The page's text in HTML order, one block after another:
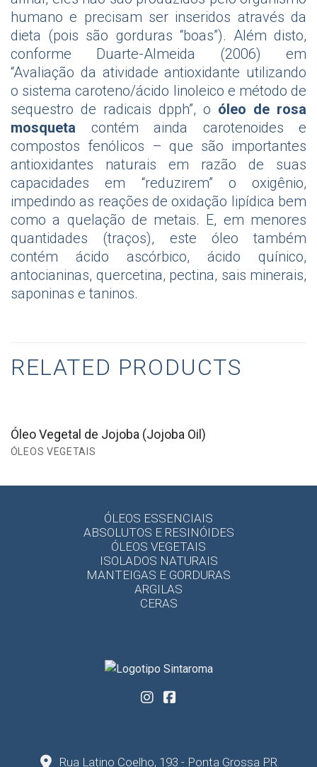
humano e precisam ser inseridos através da
dieta (pois são gorduras “boas”). Além disto,
conforme Duarte-Almeida (2006) em
“Avaliação da atividade antioxidante utilizando
o sistema caroteno/ácido linoleico e método de
sequestro de radicais dpph”, o óleo de rosa
mosqueta contém ainda carotenoides e
compostos fenólicos – que são importantes
antioxidantes naturais em razão de suas
capacidades em “reduzirem” o oxigênio,
impedindo as reações de oxidação lipídica bem
como a quelação de metais. E, em menores
quantidades (traços), este óleo também
contém ácido ascórbico, ácido quínico,
antocianinas, quercetina, pectina, sais minerais,
saponinas e taninos.
RELATED PRODUCTS
ÓLEOS VEGETAIS
Óleo Vegetal de Jojoba (Jojoba Oil)
ÓLEOS ESSENCIAIS
ABSOLUTOS E RESINÓIDES
ÓLEOS VEGETAIS
ISOLADOS NATURAIS
MANTEIGAS E GORDURAS
ARGILAS
CERAS
Rua Latino Coelho, 193 - Ponta Grossa PR